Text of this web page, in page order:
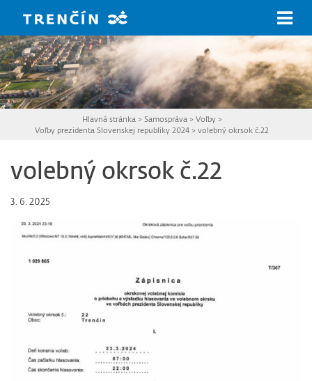
Hlavná stránka > Samospráva > Voľby>
Voľby prezidenta Slovenskej republiky 2024 >volebný okrsok č.22
volebný okrsok č.22
3. 6. 2025